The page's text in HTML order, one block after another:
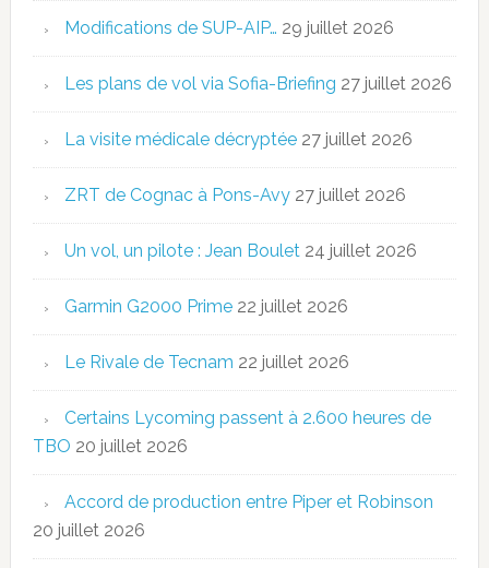
Modifications de SUP-AIP… 29 juillet 2026
Les plans de vol via Sofia-Briefing 27 juillet 2026
La visite médicale décryptée 27 juillet 2026
ZRT de Cognac à Pons-Avy 27 juillet 2026
Un vol, un pilote : Jean Boulet 24 juillet 2026
Garmin G2000 Prime 22 juillet 2026
Le Rivale de Tecnam 22 juillet 2026
Certains Lycoming passent à 2.600 heures de
TBO 20 juillet 2026
Accord de production entre Piper et Robinson
20 juillet 2026